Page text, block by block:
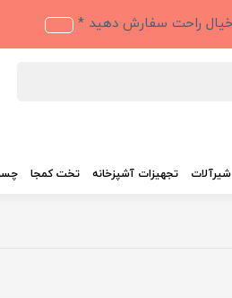
راحت سفارش دهید *
شیرآلات تجهیزات آشپزخانه تخت کمجا